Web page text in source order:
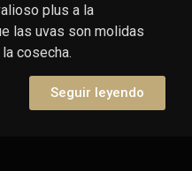
plus a la
las uvas son molidas
cosecha.
Seguir leyendo